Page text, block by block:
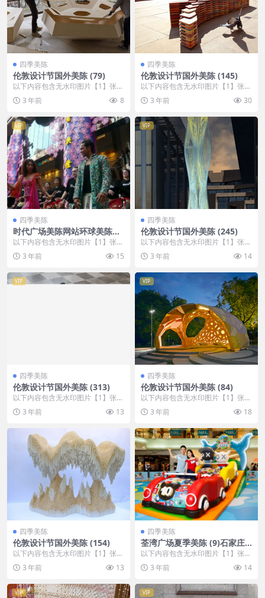
四季美陈
伦敦设计节国外美陈 (79)
以下内容包含无水印图片【1】张
，开通会员无障碍浏览 开通VIP会
员 3 年前 8
四季美陈
伦敦设计节国外美陈 (145)
以下内容包含无水印图片【1】张
，开通会员无障碍浏览 开通VIP会
员 3 年前 30
VIP
四季美陈
时代广场美陈网站环球美陈网
(68)
以下内容包含无水印图片【1】张
，开通会员无障碍浏览 开通VIP会
员 3 年前 15
VIP
四季美陈
伦敦设计节国外美陈 (245)
以下内容包含无水印图片【1】张
，开通会员无障碍浏览 开通VIP会
员 3 年前 14
VIP
四季美陈
伦敦设计节国外美陈 (313)
以下内容包含无水印图片【1】张
，开通会员无障碍浏览 开通VIP会
员 3 年前 13
VIP
四季美陈
伦敦设计节国外美陈 (84)
以下内容包含无水印图片【1】张
，开通会员无障碍浏览 开通VIP会
员 3 年前 18
四季美陈
伦敦设计节国外美陈 (154)
以下内容包含无水印图片【1】张
，开通会员无障碍浏览 开通VIP会
员 3 年前 13
四季美陈
荃湾广场夏季美陈 (9)石家庄
市中庭美陈
以下内容包含无水印图片【1】张
，开通会员无障碍浏览 开通VIP会
员 3 年前 14
VIP VIP